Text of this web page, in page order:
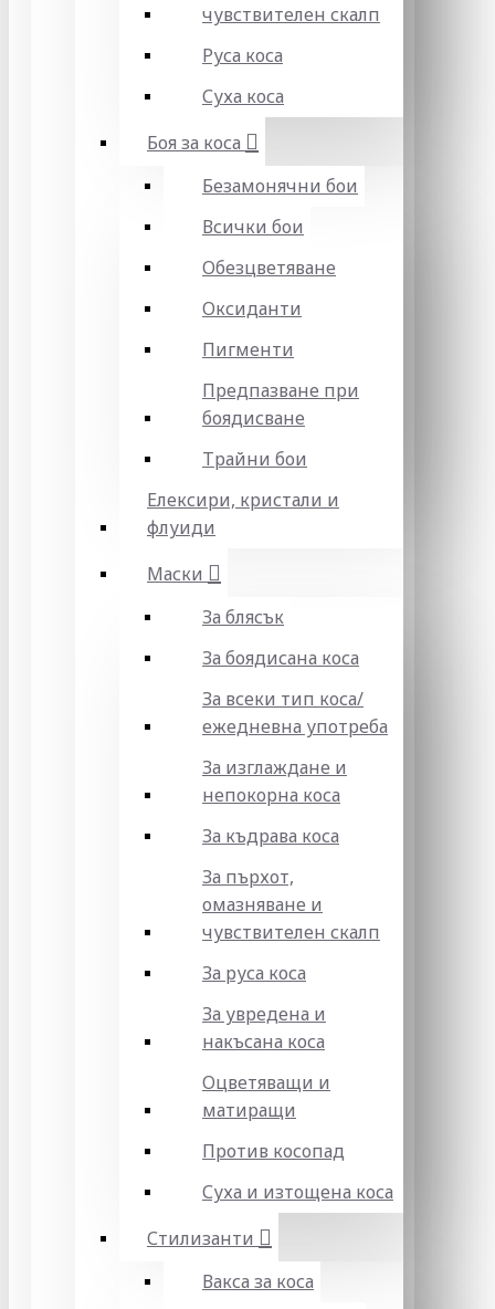
чувствителен скалп
Руса коса
Суха коса
Боя за коса
Безамонячни бои
Всички бои
Обезцветяване
Оксиданти
Пигменти
Предпазване при
боядисване
Трайни бои
Елексири, кристали и
флуиди
Маски
За блясък
За боядисана коса
За всеки тип коса/
ежедневна употреба
За изглаждане и
непокорна коса
За къдрава коса
За пърхот,
омазняване и
чувствителен скалп
За руса коса
За увредена и
накъсана коса
Оцветяващи и
матиращи
Против косопад
Суха и изтощена коса
Стилизанти
Вакса за коса